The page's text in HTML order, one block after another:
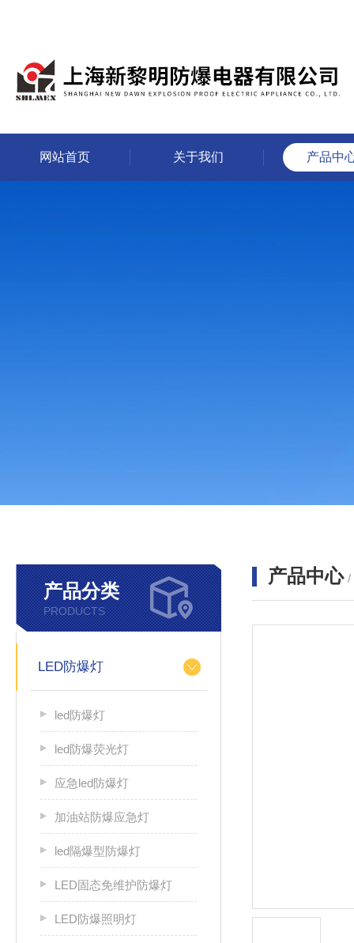
网站首页 关于我们 产品中
产品分类
PRODUCTS
LED防爆灯
led防爆灯
led防爆荧光灯
应急led防爆灯
加油站防爆应急灯
led隔爆型防爆灯
LED固态免维护防爆灯
LED防爆照明灯
产品中心 /